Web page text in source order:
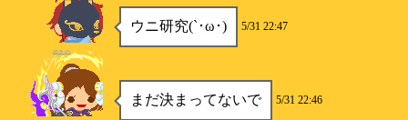
ウニ研究(`･ω･) 5/31 22:47
ゆきの
まだ決まってないで 5/31 22:46